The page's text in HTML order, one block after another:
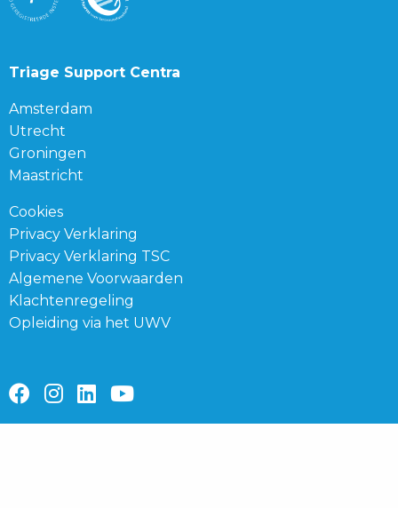
Triage Support Centra
Amsterdam
Utrecht
Groningen
Maastricht
Cookies
Privacy Verklaring
Privacy Verklaring TSC
Algemene Voorwaarden
Klachtenregeling
Opleiding via het UWV
Ga
naar
Ga
naar
Ga
naar
Ga
naar